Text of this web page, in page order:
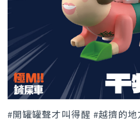
#開罐罐聲才叫得醒 #越擠的地